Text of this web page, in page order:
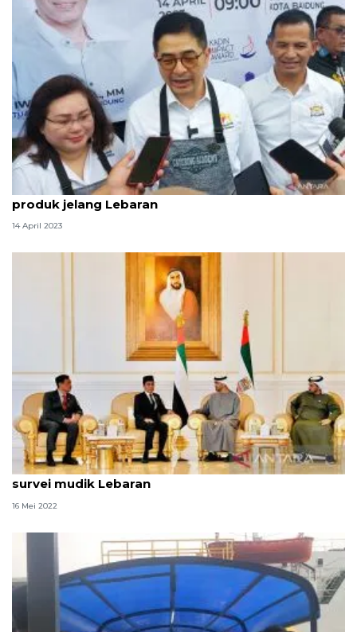
Kadin ingatkan sektor usaha jaga ketersediaan
produk jelang Lebaran
14 April 2023
Kemarin, Presiden kunjungi Abu Dhabi hingga
survei mudik Lebaran
16 Mei 2022